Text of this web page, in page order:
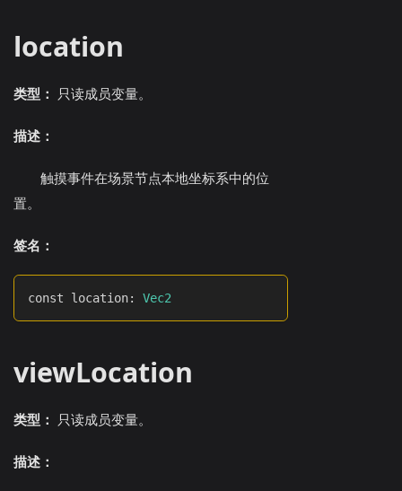
location
类型： 只读成员变量。
描述：
触摸事件在场景节点本地坐标系中的位
置。
签名：
const location: Vec2
viewLocation
类型： 只读成员变量。
描述：